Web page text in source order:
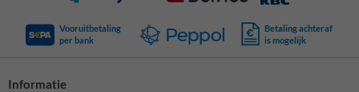
Vooruitbetaling
per bank
Betaling achteraf
is mogelijk
Informatie